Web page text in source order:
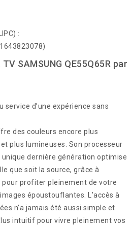
:
SAMSUNG QE55Q65R par
service d’une expérience sans
des couleurs encore plus
plus lumineuses. Son processeur
unique dernière génération optimise
que soit la source, grâce à
pour profiter pleinement de votre
époustouflantes. L’accès à
n’a jamais été aussi simple et
intuitif pour vivre pleinement vos